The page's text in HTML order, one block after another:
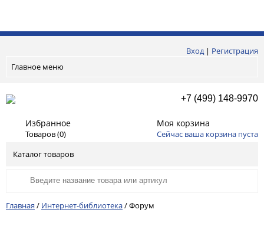
Вход| Регистрация
Главное меню
+7 (499) 148-9970
Избранное
Товаров (0)
Моя корзина
Сейчас ваша корзина пуста
Каталог товаров
Главная / Интернет-библиотека/Форум